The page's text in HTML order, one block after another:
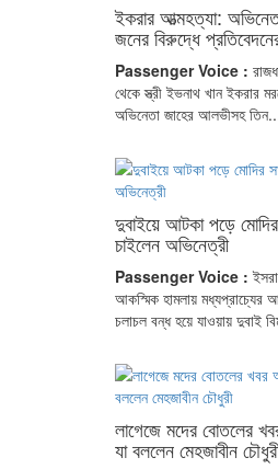
ইকরার আত্মহত্যা:
জনের বিরুদ্ধে
Passenger Voice :
থেকে স্ত্রী ইভনাথ খান ইকরার
অভিনেতা জাহের আলভীসহ
দুবাইয়ে আটকা পড়ে
চাইলেন অভিনেত্রী
Passenger Voice :
আকস্মিক হামলায় মধ্যপ্রাচ্যের
চলাচল বন্ধ হয়ে যাওয়ায় দুবাই
লাগেজে মদের বোতলের
যা বললেন মেহজাবীন